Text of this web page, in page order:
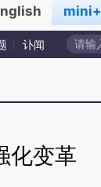
mini+
讣闻
化变革